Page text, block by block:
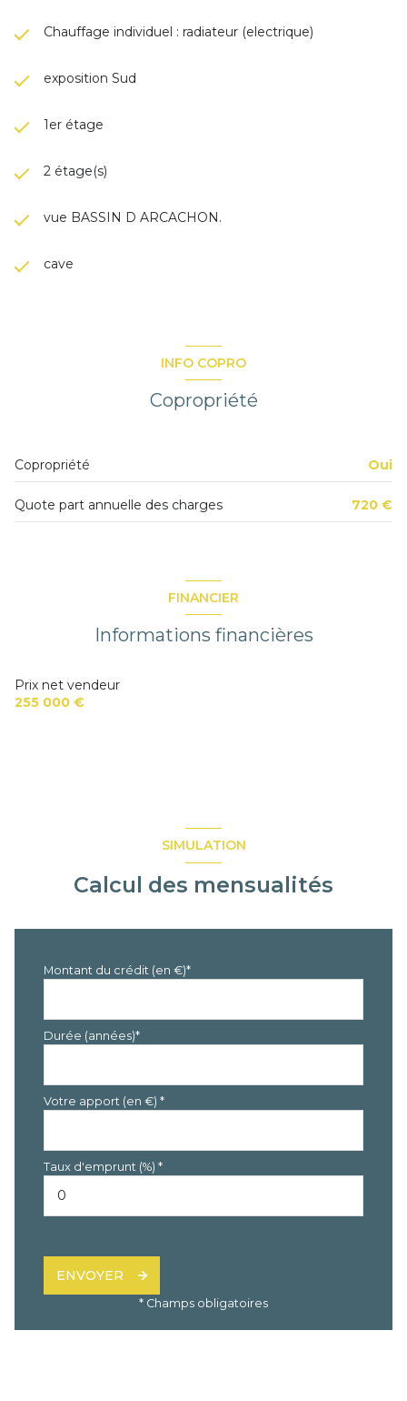
Chauffage individuel : radiateur (electrique)
exposition Sud
1er étage
2 étage(s)
vue BASSIN D ARCACHON.
cave
INFO COPRO
Copropriété
Copropriété Oui
Quote part annuelle des charges 720 €
FINANCIER
Informations financières
Prix net vendeur
255 000 €
SIMULATION
Calcul des mensualités
Montant du crédit (en €)*
Durée (années)*
Votre apport (en €) *
Taux d'emprunt (%) *
ENVOYER
* Champs obligatoires